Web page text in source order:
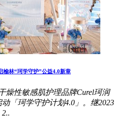
榆林“珂学守护”公益4.0新章
燥性敏感肌护理品牌Curel珂润
「珂学守护计划4.0」。继2023